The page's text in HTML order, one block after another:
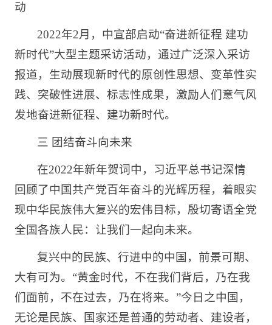
动
2022年2月，中宣部启动“奋进新征程 建功
新时代”大型主题采访活动，通过广泛深入采访
报道，生动展现新时代的原创性思想、变革性实
践、突破性进展、标志性成果，激励人们意气风
发地奋进新征程、建功新时代。
三 团结奋斗向未来
在2022年新年贺词中，习近平总书记深情
回顾了中国共产党百年奋斗的光辉历程，着眼实
现中华民族伟大复兴的宏伟目标，殷切寄语全党
全国各族人民：让我们一起向未来。
复兴中的民族、行进中的中国，前景可期、
大有可为。“黄金时代，不在我们背后，乃在我
们面前，不在过去，乃在将来。”今日之中国，
无论是民族、国家还是普通的劳动者、建设者，